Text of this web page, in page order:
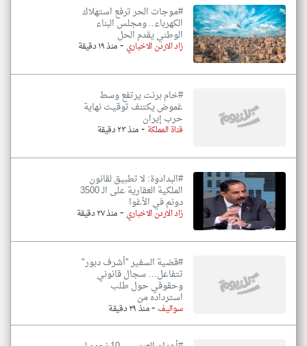
#موجات الحر ترفع استهلاك
الكهرباء.. ومجلس البناء
الوطني يقدم الحل
زاد الاردن الاخباري -منذ ١٩ دقيقة
#خام برنت يرتفع وسط
غموض يكتنف توقيت نهاية
حرب إيران
قناة المملكة-منذ ٢٣ دقيقة
#البدادوة: لا تطبيق لقانون
الملكية العقارية على الـ 3500
دونم في الأغوا
زاد الاردن الاخباري -منذ ٢٧ دقيقة
#قضية السفير "أشرف دبور"
تتفاعل… سجال قانوني
وحقوقي حول طلب
استرداده من
سواليف -منذ ٢٩ دقيقة